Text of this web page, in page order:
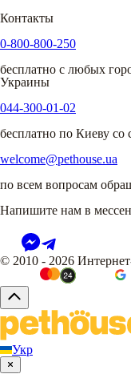
Контакты
0-800-800-250
бесплатно с любых
Украины
044-300-01-02
бесплатно по Киеву со
welcome@pethouse.ua
по всем вопросам
Напишите нам в
© 2010 - 2026
Укр